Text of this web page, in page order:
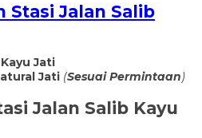
Stasi Jalan Salib
Kayu Jati
Jati (Sesuai Permintaan)
Jalan Salib Kayu